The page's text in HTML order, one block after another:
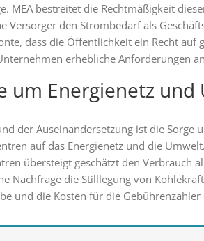
MEA bestreitet die Rechtmäßigkeit
Versorger den Strombedarf als
dass die Öffentlichkeit ein Recht
erhebliche Anforderungen
um Energienetz und
der Auseinandersetzung ist die Sorge
auf das Energienetz und die
übersteigt geschätzt den Verbrauch
Nachfrage die Stilllegung von
und die Kosten für die Gebührenzahler